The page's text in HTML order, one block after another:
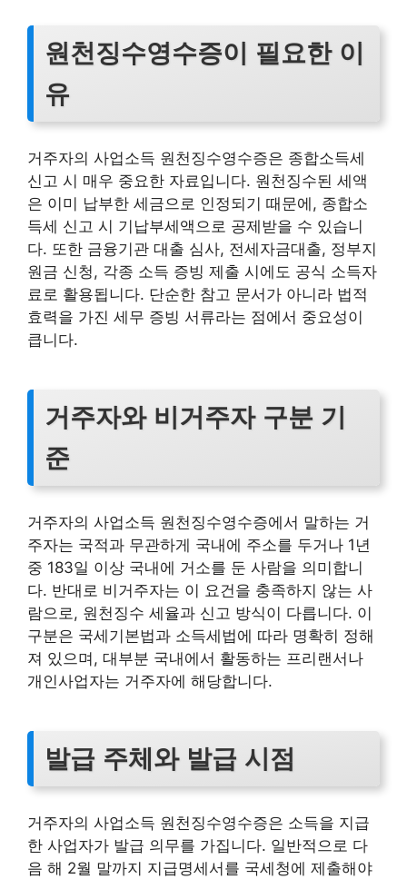
원천징수영수증이 필요한 이
유
거주자의 사업소득 원천징수영수증은 종합소득세
신고 시 매우 중요한 자료입니다. 원천징수된 세액
은 이미 납부한 세금으로 인정되기 때문에, 종합소
득세 신고 시 기납부세액으로 공제받을 수 있습니
다. 또한 금융기관 대출 심사, 전세자금대출, 정부지
원금 신청, 각종 소득 증빙 제출 시에도 공식 소득자
료로 활용됩니다. 단순한 참고 문서가 아니라 법적
효력을 가진 세무 증빙 서류라는 점에서 중요성이
큽니다.
거주자와 비거주자 구분 기
준
거주자의 사업소득 원천징수영수증에서 말하는 거
주자는 국적과 무관하게 국내에 주소를 두거나 1년
중 183일 이상 국내에 거소를 둔 사람을 의미합니
다. 반대로 비거주자는 이 요건을 충족하지 않는 사
람으로, 원천징수 세율과 신고 방식이 다릅니다. 이
구분은 국세기본법과 소득세법에 따라 명확히 정해
져 있으며, 대부분 국내에서 활동하는 프리랜서나
개인사업자는 거주자에 해당합니다.
발급 주체와 발급 시점
거주자의 사업소득 원천징수영수증은 소득을 지급
한 사업자가 발급 의무를 가집니다. 일반적으로 다
음 해 2월 말까지 지급명세서를 국세청에 제출해야